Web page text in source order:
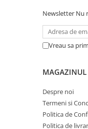
Newsletter Nu
Vreau sa
MAGAZINUL
Despre noi
Termeni si
Politica de
Politica de